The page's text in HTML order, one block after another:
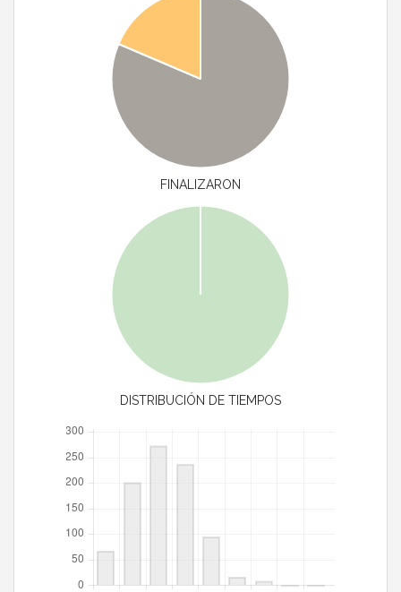
FINALIZARON
DISTRIBUCIÓN DE TIEMPOS